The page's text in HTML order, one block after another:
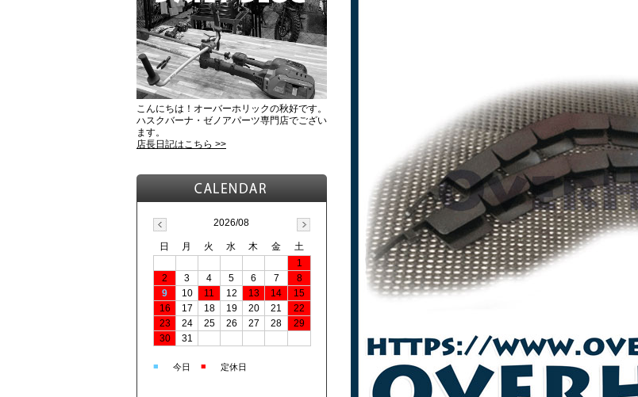
こんにちは！オーバーホリックの秋好です。
ハスクバーナ・ゼノアパーツ専門店でござい
ます。
店長日記はこちら >>
2026/08
日 月 火 水 木 金
土
1
2
3 4 5 6 7
8
9
10 11 12 13 14
15
16
17 18 19 20 21
22
23
24 25 26 27 28
29
30
31
■ 今日 ■ 定休日